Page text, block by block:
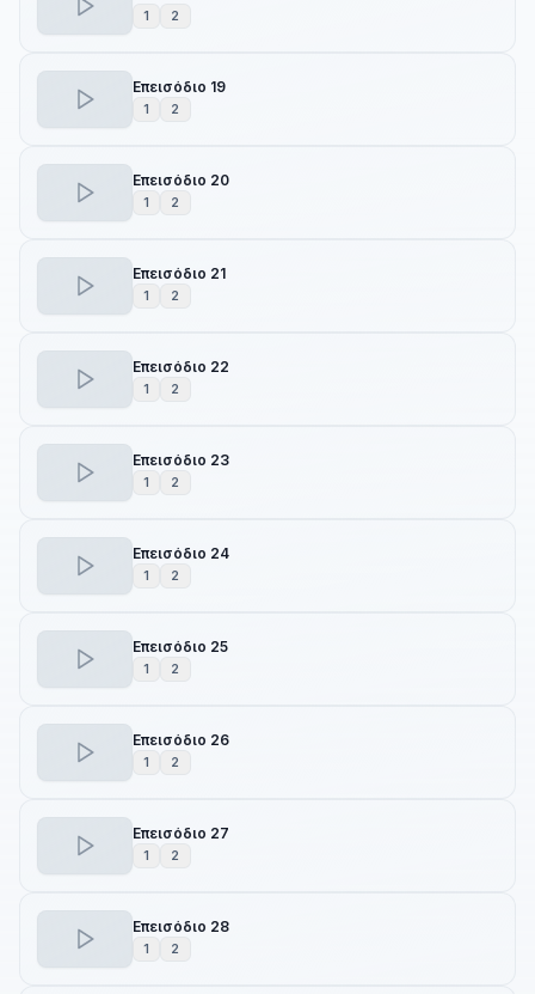
1 2
Επεισόδιο 19
1 2
Επεισόδιο 20
1 2
Επεισόδιο 21
1 2
Επεισόδιο 22
1 2
Επεισόδιο 23
1 2
Επεισόδιο 24
1 2
Επεισόδιο 25
1 2
Επεισόδιο 26
1 2
Επεισόδιο 27
1 2
Επεισόδιο 28
1 2